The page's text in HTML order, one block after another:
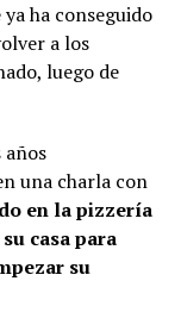
ha conseguido
a los
luego de
años
una charla con
en la pizzería
casa para
su